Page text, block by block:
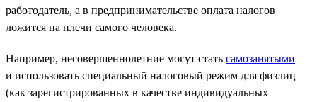
работодатель, а в предпринимательстве оплата налогов
ложится на плечи самого человека.
Например, несовершеннолетние могут стать самозанятыми
и использовать специальный налоговый режим для физлиц
(как зарегистрированных в качестве индивидуальных